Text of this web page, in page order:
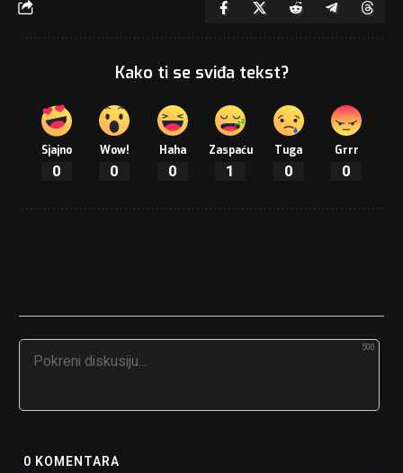
Kako ti se sviđa tekst?
Sjajno
0
Wow!
0
Haha
0
Zaspaću
1
Tuga
0
Grrr
0
500
0 KOMENTARA